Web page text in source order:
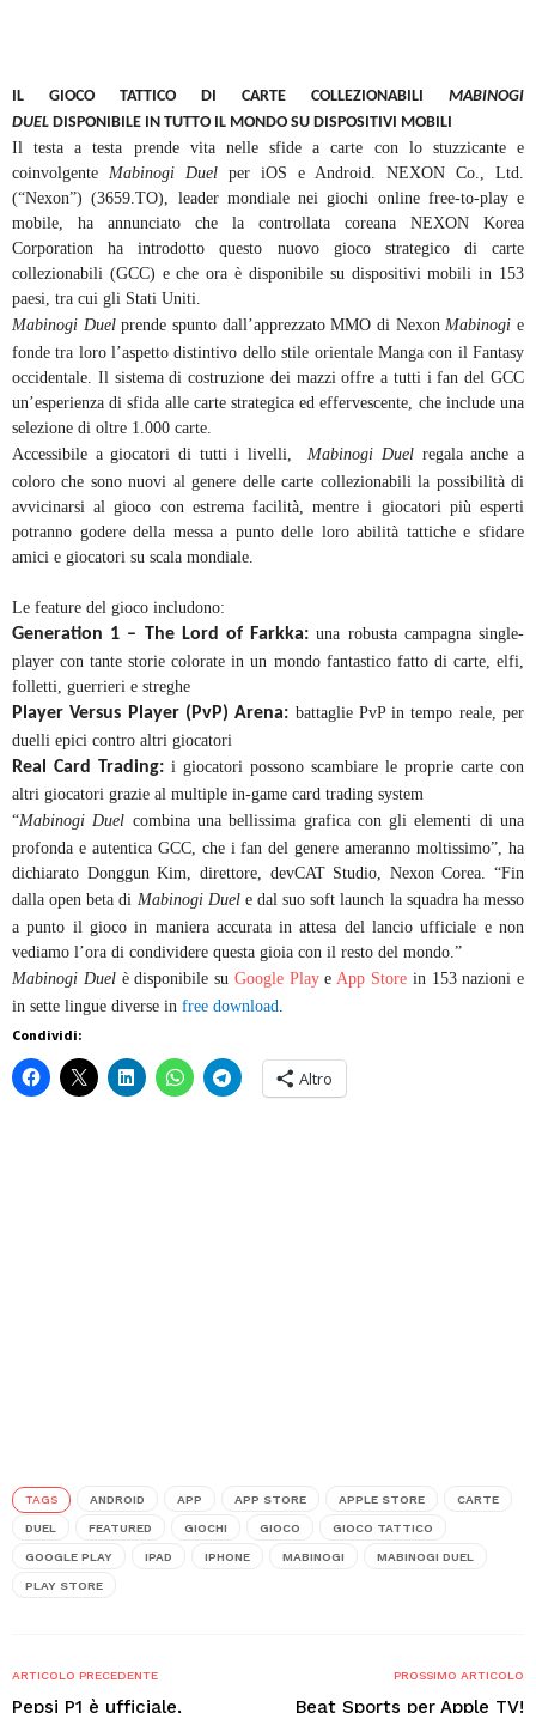
IL GIOCO TATTICO DI CARTE COLLEZIONABILI MABINOGI
DUEL DISPONIBILE IN TUTTO IL MONDO SU DISPOSITIVI MOBILI
Il testa a testa prende vita nelle sfide a carte con lo stuzzicante e
coinvolgente Mabinogi Duel per iOS e Android. NEXON Co., Ltd.
(“Nexon”) (3659.TO), leader mondiale nei giochi online free-to-play e
mobile, ha annunciato che la controllata coreana NEXON Korea
Corporation ha introdotto questo nuovo gioco strategico di carte
collezionabili (GCC) e che ora è disponibile su dispositivi mobili in 153
paesi, tra cui gli Stati Uniti.
Mabinogi Duelprende spunto dall’apprezzato MMO di NexonMabinogie
fonde tra loro l’aspetto distintivo dello stile orientale Manga con il Fantasy
occidentale. Il sistema di costruzione dei mazzi offre a tutti i fan del GCC
un’esperienza di sfida alle carte strategica ed effervescente, che include una
selezione di oltre 1.000 carte.
Accessibile a giocatori di tutti i livelli,Mabinogi Duel regala anche a
coloro che sono nuovi al genere delle carte collezionabili la possibilità di
avvicinarsi al gioco con estrema facilità, mentre i giocatori più esperti
potranno godere della messa a punto delle loro abilità tattiche e sfidare
amici e giocatori su scala mondiale.
Le feature del gioco includono:
Generation 1 – The Lord of Farkka: una robusta campagna single-
player con tante storie colorate in un mondo fantastico fatto di carte, elfi,
folletti, guerrieri e streghe
Player Versus Player (PvP) Arena: battaglie PvP in tempo reale, per
duelli epici contro altri giocatori
Real Card Trading: i giocatori possono scambiare le proprie carte con
altri giocatori grazie al multiple in-game card trading system
“Mabinogi Duel combina una bellissima grafica con gli elementi di una
profonda e autentica GCC, che i fan del genere ameranno moltissimo”, ha
dichiarato Donggun Kim, direttore, devCAT Studio, Nexon Corea. “Fin
dalla open beta di Mabinogi Duele dal suo soft launch la squadra ha messo
a punto il gioco in maniera accurata in attesa del lancio ufficiale e non
vediamo l’ora di condividere questa gioia con il resto del mondo.”
Mabinogi Duelè disponibile su Google PlayeApp Storein 153 nazioni e
in sette lingue diverse in free download.
Condividi:
Altro
TAGS ANDROID APP APP STORE APPLE STORE CARTE
DUEL FEATURED GIOCHI GIOCO GIOCO TATTICO
GOOGLE PLAY IPAD IPHONE MABINOGI MABINOGI DUEL
PLAY STORE
ARTICOLO PRECEDENTE
Pepsi P1 è ufficiale,
PROSSIMO ARTICOLO
Beat Sports per Apple TV!